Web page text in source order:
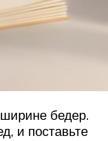
бедер.
и поставьте